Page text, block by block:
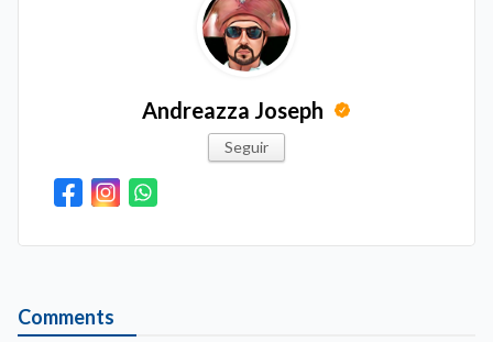
Andreazza Joseph
Seguir
Comments